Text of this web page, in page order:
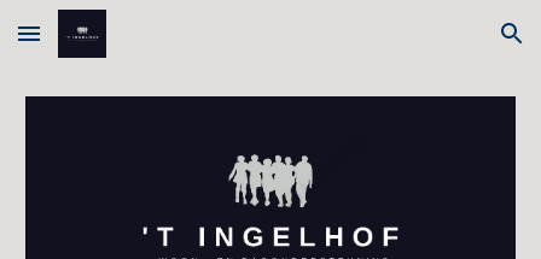
Skip to main content Skip to navigation